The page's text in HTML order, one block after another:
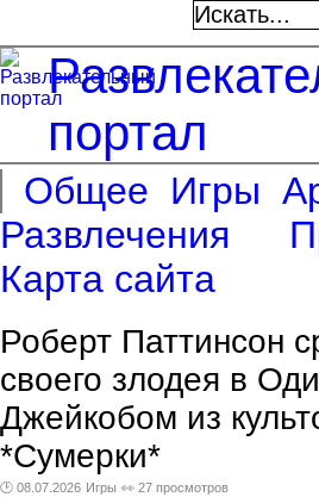
портал
Общее Игры
Развлечения
Карта сайта
Роберт Паттинсон
своего злодея в
Джейкобом из
*Сумерки*
🕑 08.07.2026 Игры 👀 27 просмотров